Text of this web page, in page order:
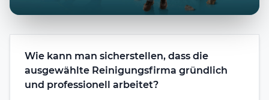
Wie kann man sicherstellen, dass die
ausgewählte Reinigungsfirma gründlich
und professionell arbeitet?